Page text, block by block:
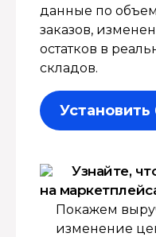
данные по
заказов,
остатков в
складов.
Установить
Узнайте,
на
Покажем
изменение